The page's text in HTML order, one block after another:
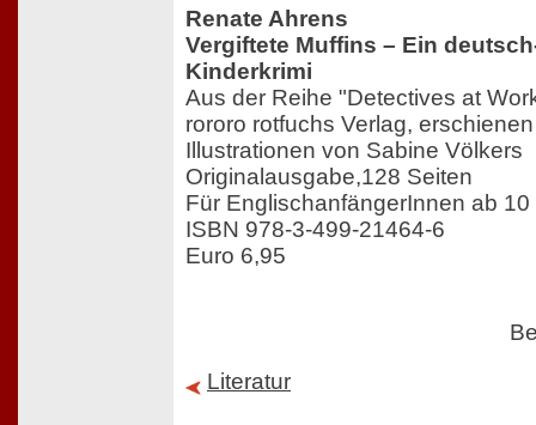
Renate Ahrens
Vergiftete Muffins – Ein
Kinderkrimi
Aus der Reihe "Detectives at
rororo rotfuchs Verlag,
Illustrationen von Sabine Völkers
Originalausgabe,128 Seiten
Für EnglischanfängerInnen ab
ISBN 978-3-499-21464-6
Euro 6,95
Literatur